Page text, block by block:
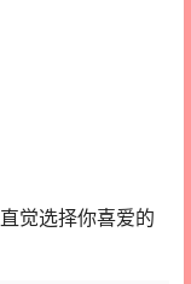
觉选择你喜爱的